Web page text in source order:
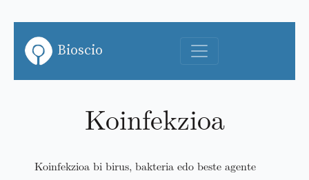
Bioscio
Koinfekzioa
Koinfekzioa bi birus, bakteria edo beste agente